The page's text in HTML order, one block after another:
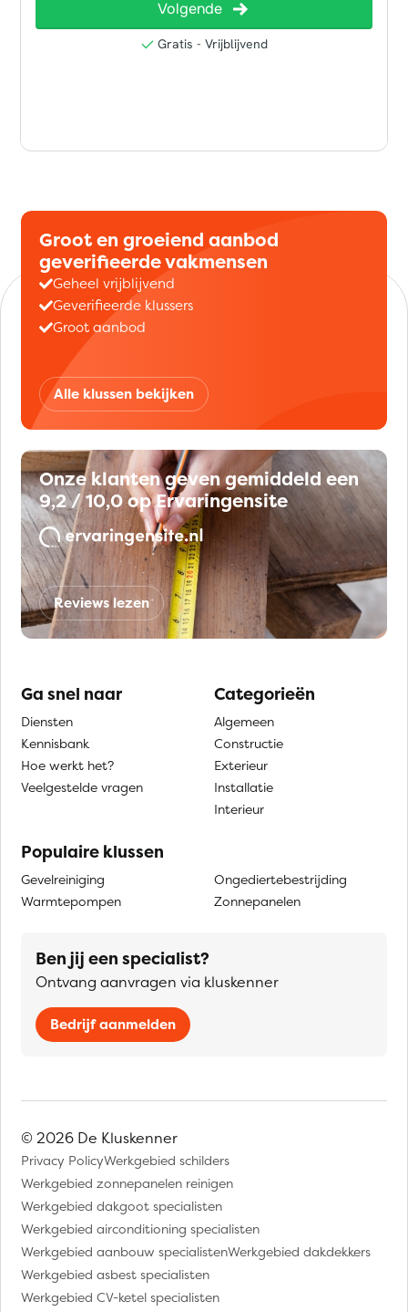
Groot en groeiend aanbod
geverifieerde vakmensen
Geheel vrijblijvend
Geverifieerde klussers
Groot aanbod
Alle klussen bekijken
Onze klanten geven gemiddeld een
9,2 / 10,0 op Ervaringensite
Reviews lezen
Ga snel naar
Diensten
Kennisbank
Hoe werkt het?
Veelgestelde vragen
Categorieën
Algemeen
Constructie
Exterieur
Installatie
Interieur
Populaire klussen
Gevelreiniging
Warmtepompen
Ongediertebestrijding
Zonnepanelen
Ben jij een specialist?
Ontvang aanvragen via kluskenner
Bedrijf aanmelden
© 2026 De Kluskenner
Privacy PolicyWerkgebied schilders
Werkgebied zonnepanelen reinigen
Werkgebied dakgoot specialisten
Werkgebied airconditioning specialisten
Werkgebied aanbouw specialistenWerkgebied dakdekkers
Werkgebied asbest specialisten
Werkgebied CV-ketel specialisten